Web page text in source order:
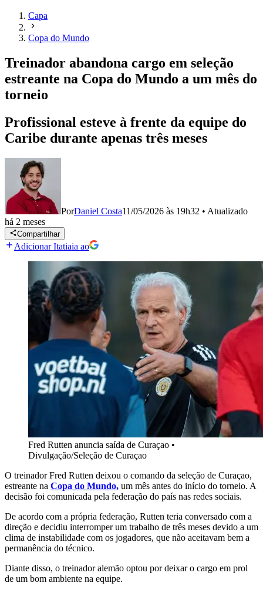
Capa
Copa do Mundo
Treinador abandona cargo em seleção
estreante na Copa do Mundo a um mês do
torneio
Profissional esteve à frente da equipe do
Caribe durante apenas três meses
PorDaniel Costa11/05/2026 às 19h32 • Atualizado
há 2 meses
Compartilhar
Adicionar Itatiaia ao
Fred Rutten anuncia saída de Curaçao •
Divulgação/Seleção de Curaçao
O treinador Fred Rutten deixou o comando da seleção de Curaçao,
estreante na Copa do Mundo, um mês antes do início do torneio. A
decisão foi comunicada pela federação do país nas redes sociais.
De acordo com a própria federação, Rutten teria conversado com a
direção e decidiu interromper um trabalho de três meses devido a um
clima de instabilidade com os jogadores, que não aceitavam bem a
permanência do técnico.
Diante disso, o treinador alemão optou por deixar o cargo em prol
de um bom ambiente na equipe.